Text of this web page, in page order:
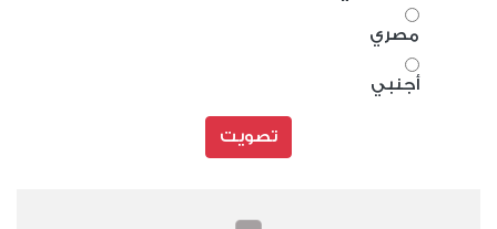
مصري
أجنبي
تصويت